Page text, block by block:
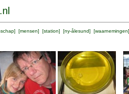
] [mensen] [station] [ny-ålesund] [waarnemingen